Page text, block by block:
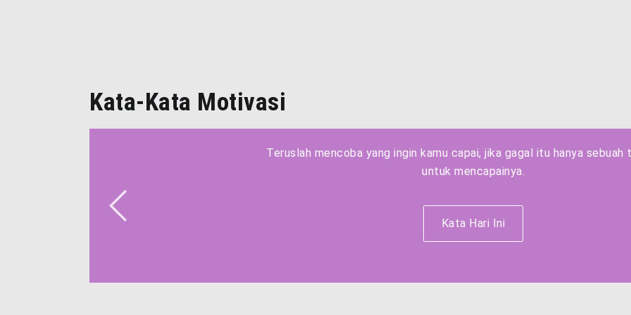
Kata-Kata Motivasi
Teruslah mencoba yang ingin kamu capai, jika gagal itu hanya sebuah
untuk mencapainya.
Kata Hari Ini